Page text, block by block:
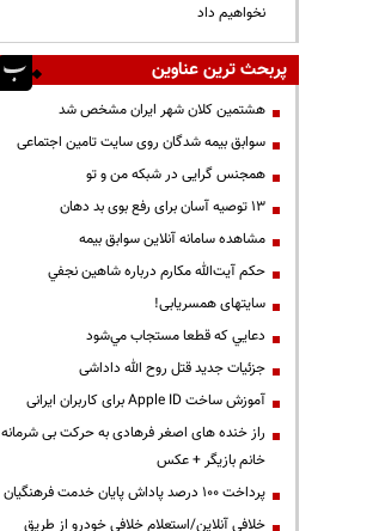
نخواهیم داد
پربحث ترین عناوین
هشتمین کلان شهر ایران مشخص شد
سوابق بیمه شدگان روی سایت تامین اجتماعی
همجنس گرایی در شبکه من و تو
13 توصیه آسان برای رفع بوی بد دهان
مشاهده سامانه آنلاين سوابق بیمه
حكم آيت‌الله مكارم درباره شاهين نجفي
سایتهای همسریابی!
دعايي كه قطعا مستجاب مي‌شود
جزئیات جدید قتل روح الله داداشی
آموزش ساخت Apple ID برای کاربران ایرانی
راز خنده های اصغر فرهادی به حرکت بی شرمانه
خانم بازیگر + عکس
پرداخت ۱۰۰ درصد پاداش پایان خدمت فرهنگیان
خلافی آنلاین/استعلام خلافی خودرو از طریق